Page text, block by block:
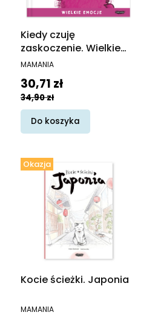
Kiedy czuję
zaskoczenie. Wielkie
emocje
PRODUCENT
MAMANIA
Cena promocyjna
30,71 zł
34,90 zł
Do koszyka
Okazja
Kocie ścieżki. Japonia
PRODUCENT
MAMANIA